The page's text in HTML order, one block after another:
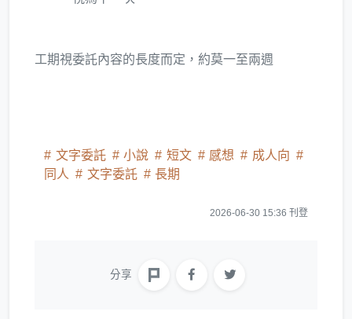
工期視委託內容的長度而定，約莫一至兩週
文字委託 小說 短文 感想
成人向
同人
文字委託 長期
2026-06-30 15:36 刊登
分享